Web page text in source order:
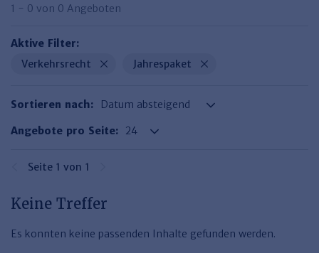
Haufe Immobilien
1 - 0 von 0 Angeboten
Aktive Filter:
Verkehrsrecht
Jahrespaket
Sortieren nach:
Angebote pro Seite:
Seite 1 von 1
Keine Treffer
Es konnten keine passenden Inhalte gefunden werden.